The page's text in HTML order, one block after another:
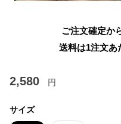
ご注文確定か
送料は1注文あ
2,580 円
サイズ